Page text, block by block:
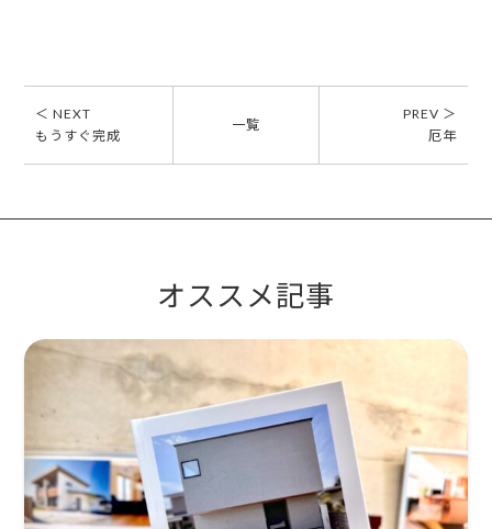
＜ NEXT
もうすぐ完成
一覧
PREV ＞
厄年
オススメ記事